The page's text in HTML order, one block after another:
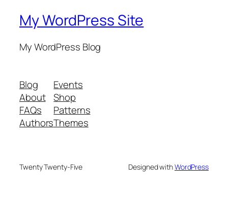
My WordPress Site
My WordPress Blog
Blog
About
FAQs
Authors
Events
Shop
Patterns
Themes
Twenty Twenty-Five Designed withWordPress